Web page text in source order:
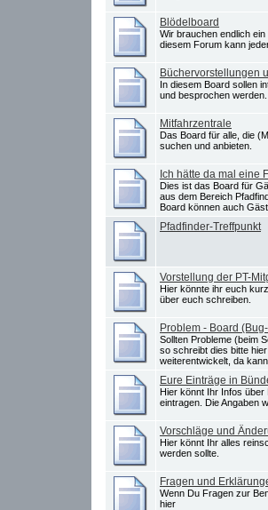
Blödelboard
Wir brauchen endlich
diesem Forum kann
Büchervorstellungen
In diesem Board sollen
und besprochen werden.
Mitfahrzentrale
Das Board für alle, die
suchen und anbieten.
Ich hätte da mal eine
Dies ist das Board für
aus dem Bereich
Board können auch
Pfadfinder-Treffpunkt
Vorstellung der PT-
Hier könnte ihr euch
über euch schreiben.
Problem - Board
Sollten Probleme (beim
so schreibt dies bitte
weiterentwickelt, da
Eure Einträge in
Hier könnt Ihr Infos über
eintragen. Die Angaben
Vorschläge und
Hier könnt Ihr alles
werden sollte.
Fragen und
Wenn Du Fragen zur
hier